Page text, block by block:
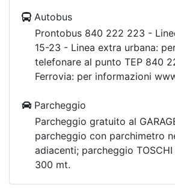
Autobus
Prontobus 840 222 223 -
15-23 - Linea extra urbana:
telefonare al punto TEP 840
Ferrovia: per informazioni
Parcheggio
Parcheggio gratuito al
parcheggio con parchimetro
adiacenti; parcheggio
300 mt.